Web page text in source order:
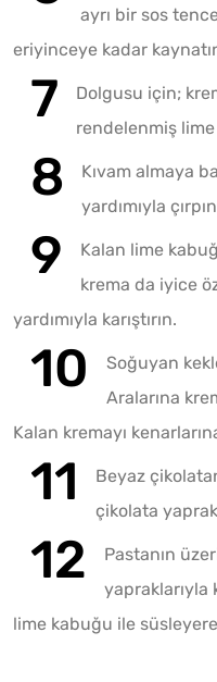
ayrı bir sos
eriyinceye kadar
Dolgusu için;
rendelenmiş
Kıvam almaya
yardımıyla
Kalan lime
krema da iyice
yardımıyla karıştırın.
Soğuyan
Aralarına
Kalan kremayı
Beyaz
çikolata
Pastanın
yapraklarıyla
lime kabuğu ile